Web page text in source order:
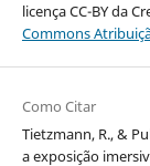
licença CC-BY da
Commons
Como Citar
Tietzmann, R., &
a exposição